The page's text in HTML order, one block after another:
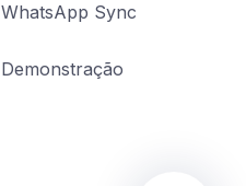
WhatsApp Sync
Demonstração